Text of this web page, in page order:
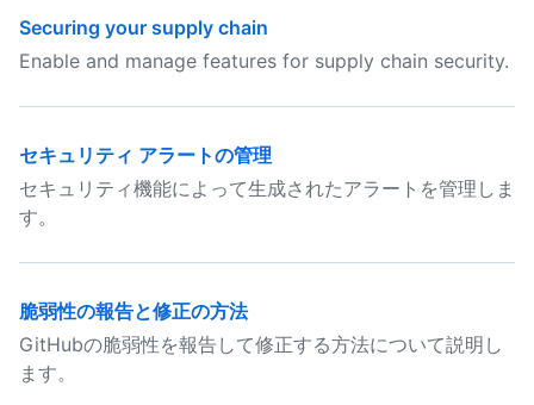
Securing your supply chain
Enable and manage features for supply chain security.
セキュリティ アラートの管理
セキュリティ機能によって生成されたアラートを管理しま
す。
脆弱性の報告と修正の方法
GitHubの脆弱性を報告して修正する方法について説明し
ます。